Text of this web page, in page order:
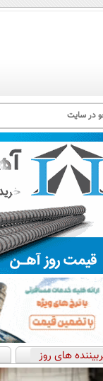
های روز